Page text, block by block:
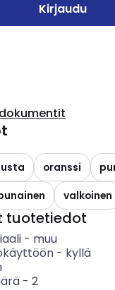
Kirjaudu
oranssi
valkoinen
tuotetiedot
- muu
- kyllä
- 2